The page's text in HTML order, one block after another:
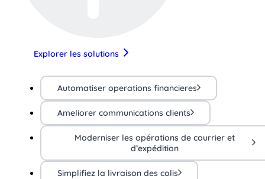
Explorer les solutions
Automatiser operations financieres
Ameliorer communications clients
Moderniser les opérations de courrier et
d’expédition
Simplifiez la livraison des colis